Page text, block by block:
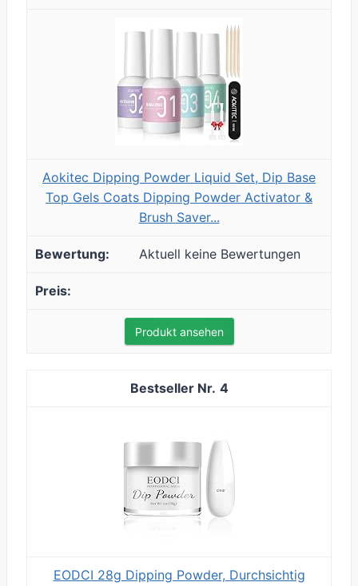
Aokitec Dipping Powder Liquid Set, Dip Base
Top Gels Coats Dipping Powder Activator &
Brush Saver...
Aktuell keine Bewertungen
Produkt ansehen
4
EODCI 28g Dipping Powder, Durchsichtig